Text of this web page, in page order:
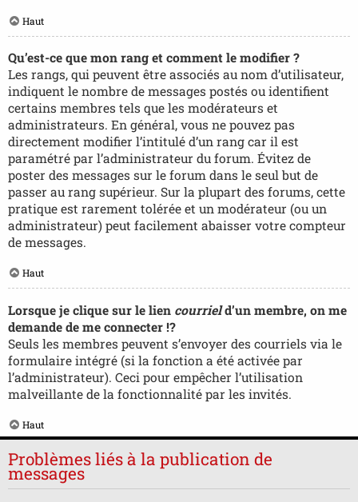
Haut
Qu’est-ce que mon rang et comment le modifier ?
Les rangs, qui peuvent être associés au nom d’utilisateur,
indiquent le nombre de messages postés ou identifient
certains membres tels que les modérateurs et
administrateurs. En général, vous ne pouvez pas
directement modifier l’intitulé d’un rang car il est
paramétré par l’administrateur du forum. Évitez de
poster des messages sur le forum dans le seul but de
passer au rang supérieur. Sur la plupart des forums, cette
pratique est rarement tolérée et un modérateur (ou un
administrateur) peut facilement abaisser votre compteur
de messages.
Haut
Lorsque je clique sur le lien courrield’un membre, on me
demande de me connecter !?
Seuls les membres peuvent s’envoyer des courriels via le
formulaire intégré (si la fonction a été activée par
l’administrateur). Ceci pour empêcher l’utilisation
malveillante de la fonctionnalité par les invités.
Haut
Problèmes liés à la publication de
messages